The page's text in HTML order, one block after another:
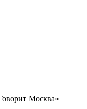
Москва»